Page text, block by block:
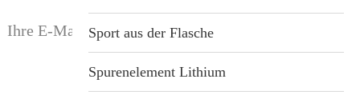
Sport aus der Flasche
Spurenelement Lithium